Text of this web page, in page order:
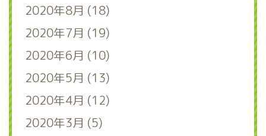
2020年8月 (18)
2020年7月 (19)
2020年6月 (10)
2020年5月 (13)
2020年4月 (12)
2020年3月 (5)